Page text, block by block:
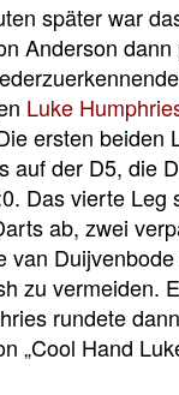
später war
Anderson
Luke
ersten beiden
auf der D5, die
Das vierte Leg
ab, zwei
van
zu vermeiden.
rundete
„Cool Hand